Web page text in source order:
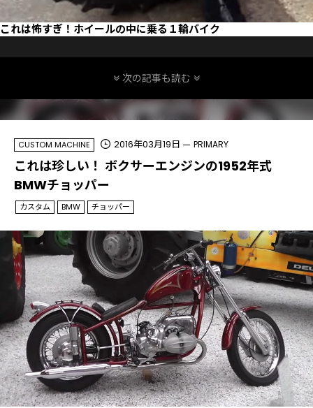
これは怖すぎ！ホイールの中に乗る１輪バイク
次の記事も読む
CUSTOM MACHINE 2016年03月19日 PRIMARY
これは珍しい！ ボクサーエンジンの1952年式
BMWチョッパー
カスタム BMW チョッパー